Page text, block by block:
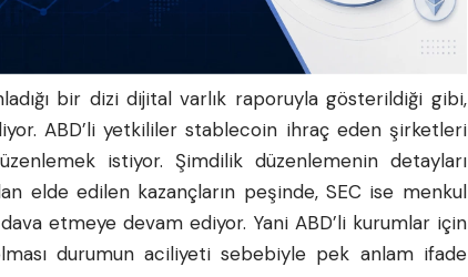
bir dizi dijital varlık raporuyla gösterildiği gibi,
ABD’li yetkililer stablecoin ihraç eden şirketleri
istiyor. Şimdilik düzenlemenin detayları
elde edilen kazançların peşinde, SEC ise menkul
etmeye devam ediyor. Yani ABD’li kurumlar için
durumun aciliyeti sebebiyle pek anlam ifade